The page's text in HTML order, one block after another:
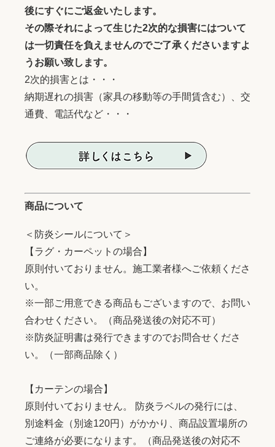
後にすぐにご返金いたします。
その際それによって生じた2次的な損害にはついて
は一切責任を負えませんのでご了承くださいますよ
うお願い致します。
2次的損害とは・・・
納期遅れの損害（家具の移動等の手間賃含む）、交
通費、電話代など・・・
商品について
＜防炎シールについて＞
【ラグ・カーペットの場合】
原則付いておりません。施工業者様へご依頼くださ
い。
※一部ご用意できる商品もございますので、お問い
合わせください。（商品発送後の対応不可）
※防炎証明書は発行できますのでお問合せくださ
い。（一部商品除く）
【カーテンの場合】
原則付いておりません。 防炎ラベルの発行には、
別途料金（別途120円）がかかり、商品設置場所の
ご連絡が必要になります。（商品発送後の対応不